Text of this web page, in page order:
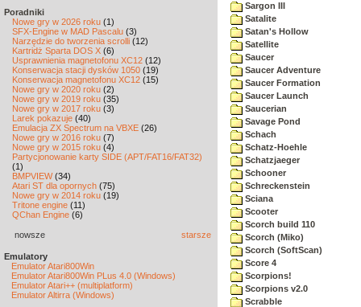
Poradniki
Nowe gry w 2026 roku (1)
SFX-Engine w MAD Pascalu (3)
Narzędzie do tworzenia scrolli (12)
Kartridż Sparta DOS X (6)
Usprawnienia magnetofonu XC12 (12)
Konserwacja stacji dysków 1050 (19)
Konserwacja magnetofonu XC12 (15)
Nowe gry w 2020 roku (2)
Nowe gry w 2019 roku (35)
Nowe gry w 2017 roku (3)
Larek pokazuje (40)
Emulacja ZX Spectrum na VBXE (26)
Nowe gry w 2016 roku (7)
Nowe gry w 2015 roku (4)
Partycjonowanie karty SIDE (APT/FAT16/FAT32)
(1)
BMPVIEW(34)
Atari ST dla opornych (75)
Nowe gry w 2014 roku (19)
Tritone engine (11)
QChan Engine (6)
nowsze starsze
Emulatory
Emulator Atari800Win
Emulator Atari800Win PLus 4.0 (Windows)
Emulator Atari++ (multiplatform)
Emulator Altirra (Windows)
Sargon III
Satalite
Satan's Hollow
Satellite
Saucer
Saucer Adventure
Saucer Formation
Saucer Launch
Saucerian
Savage Pond
Schach
Schatz-Hoehle
Schatzjaeger
Schooner
Schreckenstein
Sciana
Scooter
Scorch build 110
Scorch (Miko)
Scorch (SoftScan)
Score 4
Scorpions!
Scorpions v2.0
Scrabble